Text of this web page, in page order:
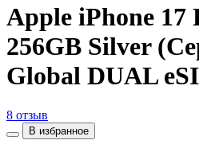
Apple iPhone 17
256GB Silver
Global DUAL
8 отзыв
В избранное